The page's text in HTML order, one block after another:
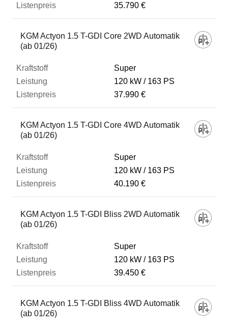
Leistung
Listenpreis
Zum Vergleich hinzufügen
35.790 €
KGM Actyon 1.5 T-GDI Core 2WD Automatik
(ab 01/26)
Super
120 kW
163 PS
37.990 €
KGM Actyon 1.5 T-GDI Core 4WD Automatik
(ab 01/26)
Super
120 kW
163 PS
40.190 €
KGM Actyon 1.5 T-GDI Bliss 2WD Automatik
(ab 01/26)
Super
120 kW
163 PS
39.450 €
KGM Actyon 1.5 T-GDI Bliss 4WD Automatik
(ab 01/26)